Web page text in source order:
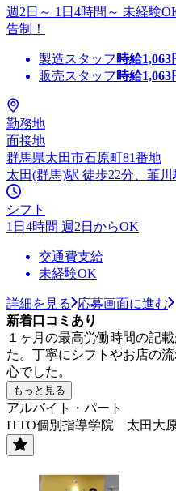
週2日～ 1日4時間～ 未経験
告制！
製造スタッフ 時給1,063
販売スタッフ 時給1,063
勤務地
面接地
群馬県太田市石原町81番地
太田(群馬)駅 徒歩22分、韮
シフト
1日4時間 週2日からOK
交通費支給
未経験OK
詳細を見る
応募画面に進む
新着口コミあり
１ヶ月の最高労働時間の記
た。丁寧にシフトやお店の
心でした。
もっと見る
アルバイト・パート
ITTO個別指導学院 太田大